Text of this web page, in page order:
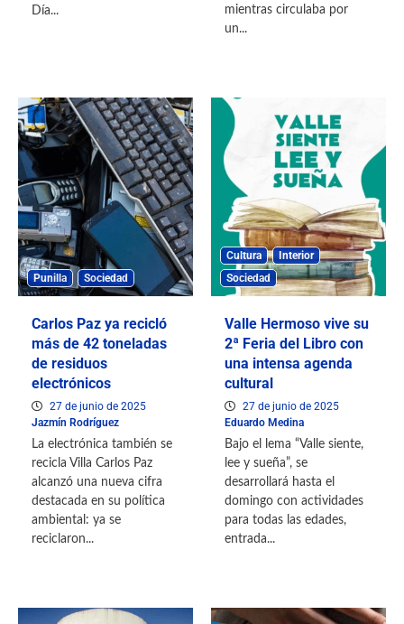
Día...
mientras circulaba por
un...
Punilla Sociedad
Carlos Paz ya recicló
más de 42 toneladas
de residuos
electrónicos
27 de junio de 2025
Jazmín Rodríguez
La electrónica también se
recicla Villa Carlos Paz
alcanzó una nueva cifra
destacada en su política
ambiental: ya se
reciclaron...
Cultura
Interior
Sociedad
Valle Hermoso vive su
2ª Feria del Libro con
una intensa agenda
cultural
27 de junio de 2025
Eduardo Medina
Bajo el lema “Valle siente,
lee y sueña”, se
desarrollará hasta el
domingo con actividades
para todas las edades,
entrada...